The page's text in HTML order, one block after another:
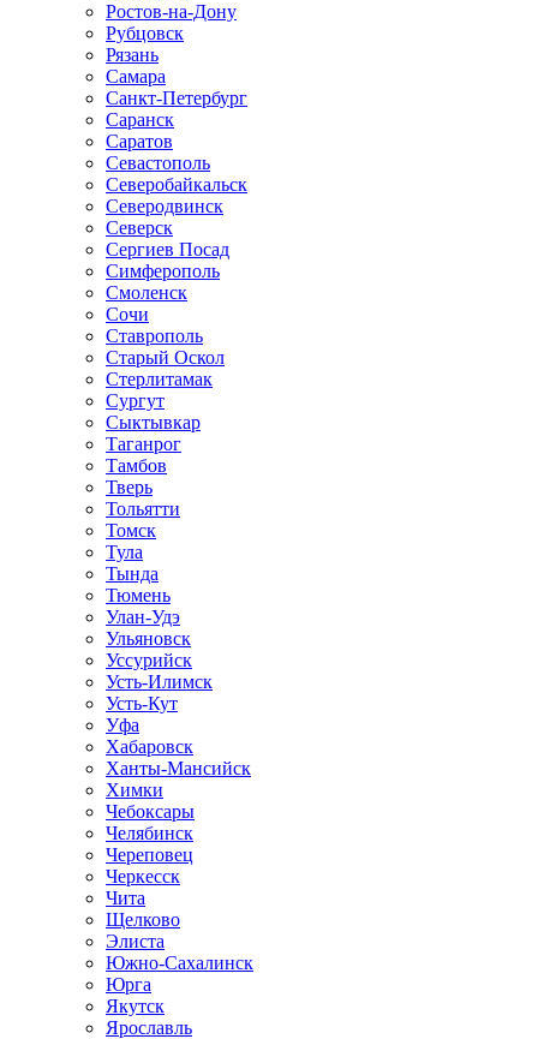
Ростов-на-Дону
Рубцовск
Рязань
Самара
Санкт-Петербург
Саранск
Саратов
Севастополь
Северобайкальск
Северодвинск
Северск
Сергиев Посад
Симферополь
Смоленск
Сочи
Ставрополь
Старый Оскол
Стерлитамак
Сургут
Сыктывкар
Таганрог
Тамбов
Тверь
Тольятти
Томск
Тула
Тында
Тюмень
Улан-Удэ
Ульяновск
Уссурийск
Усть-Илимск
Усть-Кут
Уфа
Хабаровск
Ханты-Мансийск
Химки
Чебоксары
Челябинск
Череповец
Черкесск
Чита
Щелково
Элиста
Южно-Сахалинск
Юрга
Якутск
Ярославль